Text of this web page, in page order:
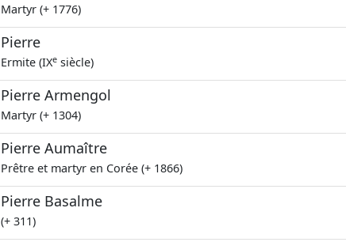
Martyr (+ 1776)
Pierre
Ermite (IXe siècle)
Pierre Armengol
Martyr (+ 1304)
Pierre Aumaître
Prêtre et martyr en Corée (+ 1866)
Pierre Basalme
(+ 311)